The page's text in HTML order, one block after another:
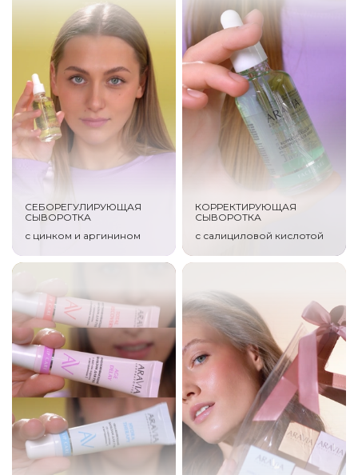
СЕБОРЕГУЛИРУЮЩАЯ
СЫВОРОТКА
с цинком и аргинином
КОРРЕКТИРУЮЩАЯ
СЫВОРОТКА
с салициловой кислотой